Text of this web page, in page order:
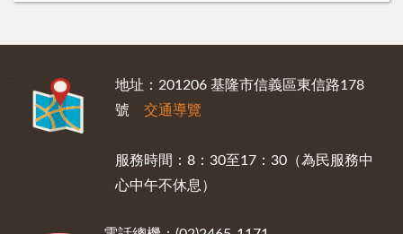
地址：201206 基隆市信義區東信路178
號 交通導覽
服務時間：8：30至17：30（為民服務中
心中午不休息）